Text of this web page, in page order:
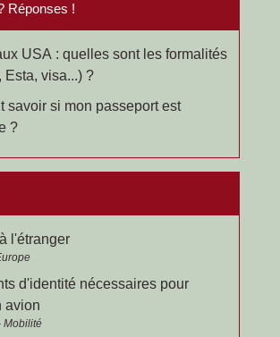
Réponses !
USA : quelles sont les formalités
Esta, visa...) ?
savoir si mon passeport est
?
l'étranger
d'identité nécessaires pour
avion
Mobilité